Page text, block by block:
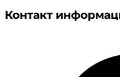
Контакт